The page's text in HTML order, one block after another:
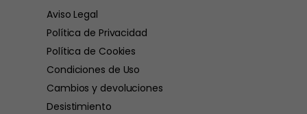
Aviso Legal
Política de Privacidad
Política de Cookies
Condiciones de Uso
Cambios y devoluciones
Desistimiento